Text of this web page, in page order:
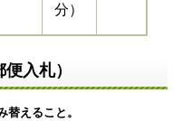
分）
入札）
えること。